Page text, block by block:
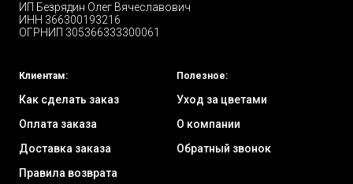
ИП Безрядин Олег Вячеславович
ИНН 366300193216
ОГРНИП 305366333300061
Клиентам:
Как сделать заказ
Оплата заказа
Доставка заказа
Правила возврата
Полезное:
Уход за цветами
О компании
Обратный звонок